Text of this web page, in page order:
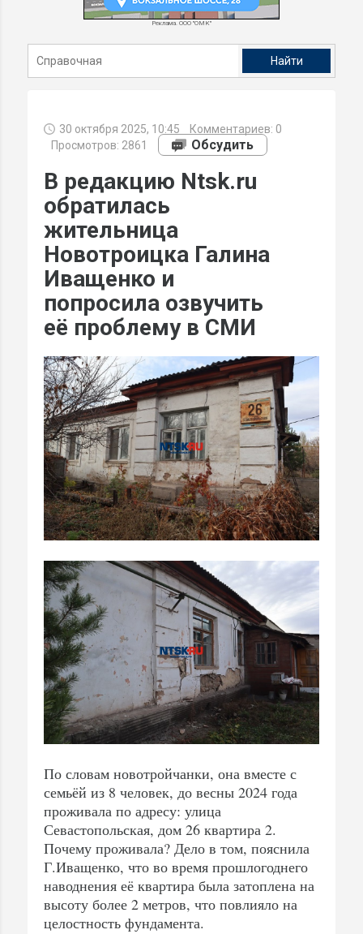
Реклама. ООО "ОМК"
30 октября 2025, 10:45 Комментариев: 0
Просмотров: 2861
Обсудить
В редакцию Ntsk.ru
обратилась
жительница
Новотроицка Галина
Иващенко и
попросила озвучить
её проблему в СМИ
По словам новотройчанки, она вместе с
семьёй из 8 человек, до весны 2024 года
проживала по адресу: улица
Севастопольская, дом 26 квартира 2.
Почему проживала? Дело в том, пояснила
Г.Иващенко, что во время прошлогоднего
наводнения её квартира была затоплена на
высоту более 2 метров, что повлияло на
целостность фундамента.